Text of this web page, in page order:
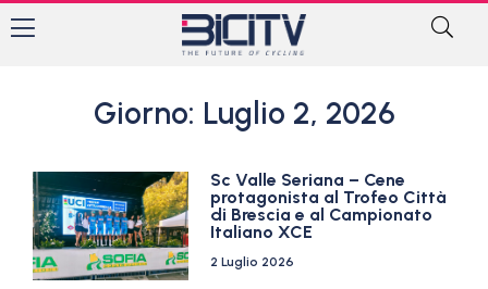
Giorno: Luglio 2, 2026
Sc Valle Seriana – Cene
protagonista al Trofeo Città
di Brescia e al Campionato
Italiano XCE
2 Luglio 2026